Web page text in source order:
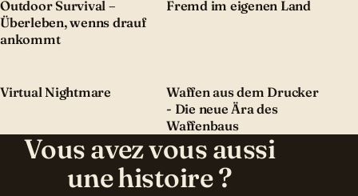
Outdoor Survival –
Überleben, wenns drauf
ankommt
Fremd im eigenen Land
Virtual Nightmare
Waffen aus dem Drucker
- Die neue Ära des
Waffenbaus
Vous avez vous aussi
une histoire ?